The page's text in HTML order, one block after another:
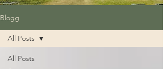
Blogg
All Posts
All Posts